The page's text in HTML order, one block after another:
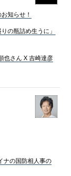
知らせ！
の瓶詰め生うに」
也さん X 吉崎達彦
ナの国防相人事の